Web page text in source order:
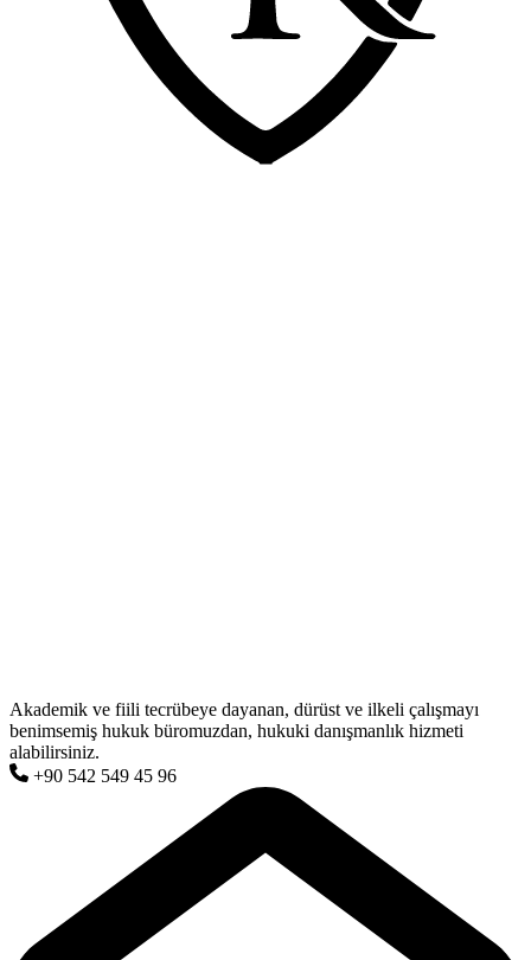
Akademik ve fiili tecrübeye dayanan, dürüst ve ilkeli çalışmayı
benimsemiş hukuk büromuzdan, hukuki danışmanlık hizmeti
alabilirsiniz.
+90 542 549 45 96